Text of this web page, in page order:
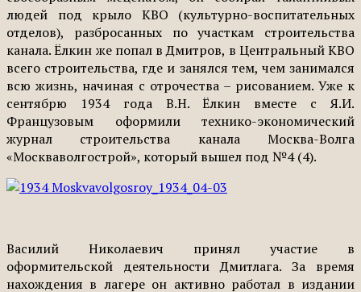
людей под крыло КВО (культурно-воспитательных
отделов), разбросанных по участкам строительства
канала. Ёлкин же попал в Дмитров, в Центральный КВО
всего строительства, где и занялся тем, чем занимался
всю жизнь, начиная с отрочества – рисованием. Уже к
сентябрю 1934 года В.Н. Ёлкин вместе с Я.И.
Французовым оформили технико-экономический
журнал строительства канала Москва-Волга
«Москваволгострой», который вышел под №4 (4).
Василий Николаевич принял участие в
оформительской деятельности Дмитлага. За время
нахождения в лагере он активно работал в издании